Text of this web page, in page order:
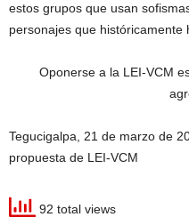
estos grupos que usan
personajes que históricamente
Oponerse a la LEI-VCM
Tegucigalpa, 21 de marzo de
propuesta de LEI-VCM
92 total views